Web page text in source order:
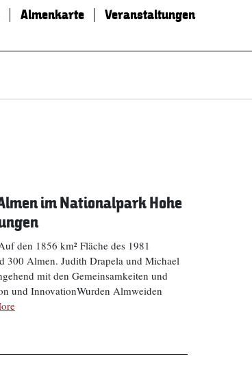
Almenkarte Veranstaltungen
im Nationalpark Hohe
den 1856 km² Fläche des 1981
300 Almen. Judith Drapela und Michael
mit den Gemeinsamkeiten und
und InnovationWurden Almweiden